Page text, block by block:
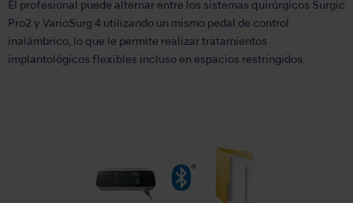
El profesional puede alternar entre los sistemas quirúrgicos Surgic
Pro2 y VarioSurg 4 utilizando un mismo pedal de control
inalámbrico, lo que le permite realizar tratamientos
implantológicos flexibles incluso en espacios restringidos.